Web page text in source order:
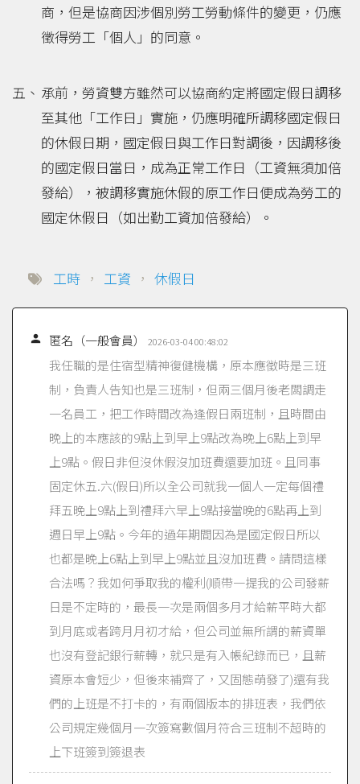
商，但是協商因涉個別勞工勞動條件的變更，仍應
徵得勞工「個人」的同意。
承前，勞資雙方雖然可以協商約定將國定假日調移
至其他「工作日」實施，仍應明確所調移國定假日
的休假日期，國定假日與工作日對調後，因調移後
的國定假日當日，成為正常工作日（工資無須加倍
發給），被調移實施休假的原工作日便成為勞工的
國定休假日（如出勤工資加倍發給）。
工時 ， 工資 ， 休假日
 匿名（一般會員） 2026-03-04 00:48:02
我任職的是住宿型精神復健機構，原本應徵時是三班
制，負責人告知也是三班制，但兩三個月後老闆調走
一名員工，把工作時間改為逢假日兩班制，且時間由
晚上的本應該的9點上到早上9點改為晚上6點上到早
上9點。假日非但沒休假沒加班費還要加班。且同事
固定休五.六(假日)所以全公司就我一個人一定每個禮
拜五晚上9點上到禮拜六早上9點接當晚的6點再上到
週日早上9點。今年的過年期間因為是國定假日所以
也都是晚上6點上到早上9點並且沒加班費。請問這樣
合法嗎？我如何爭取我的權利(順帶一提我的公司發薪
日是不定時的，最長一次是兩個多月才給薪平時大都
到月底或者跨月月初才給，但公司並無所謂的薪資單
也沒有登記銀行薪轉，就只是有入帳紀錄而已，且薪
資原本會短少，但後來補齊了，又固態萌發了)還有我
們的上班是不打卡的，有兩個版本的排班表，我們依
公司規定幾個月一次簽寫數個月符合三班制不超時的
上下班簽到簽退表